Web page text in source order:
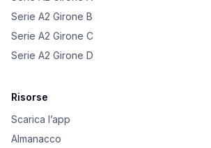
Serie A2 Girone B
Serie A2 Girone C
Serie A2 Girone D
Risorse
Scarica l’app
Almanacco